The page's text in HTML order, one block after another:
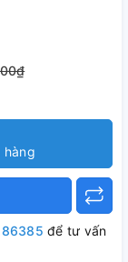
hàng
để tư vấn